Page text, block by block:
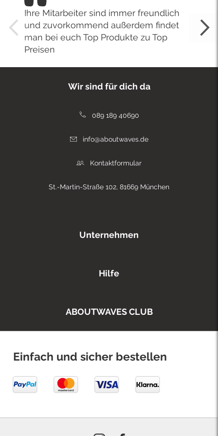
Ihre Mitarbeiter sind immer freundlich
und zuvorkommend außerdem findet
man bei euch Top Produkte zu Top
Preisen
Wir sind für dich da
089 189 40690
info@aboutwaves.de
Kontaktformular
St.-Martin-Straße 102, 81669 München
Unternehmen
Hilfe
ABOUTWAVES CLUB
Einfach und sicher bestellen